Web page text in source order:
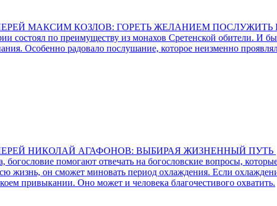
МАКСИМ КОЗЛОВ: ГОРЕТЬ ЖЕЛАНИЕМ ПОСЛУЖИТЬ
состоял по преимуществу из монахов Сретенской обители. И
Особенно радовало послушание, которое неизменно
НИКОЛАЙ АГАФОНОВ: ВЫБИРАЯ ЖИЗНЕННЫЙ ПУТЬ
помогают отвечать на богословские вопросы,
жизнь, он сможет миновать период охлаждения. Если
привыкании. Оно может и человека благочестивого охватить.